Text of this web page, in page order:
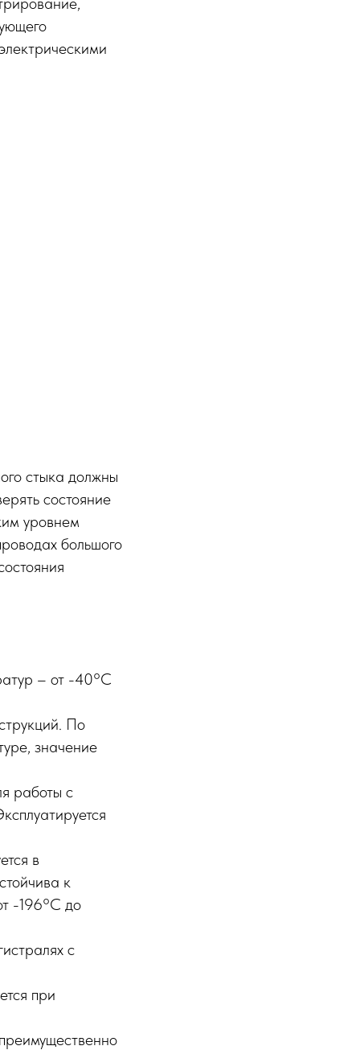
стыка должны
состояние
уровнем
большого
– от -40°C
По
значение
работы с
в
к
-196°C до
с
при